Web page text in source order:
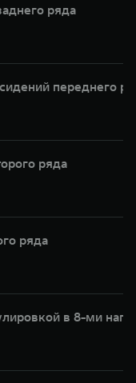
ряда
переднего
ряда
ряда
в 8-ми